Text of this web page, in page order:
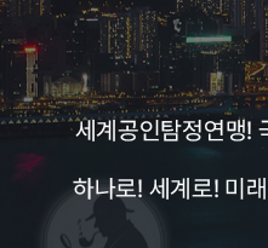
세계공인탐정연맹!
하나로! 세계로! 미